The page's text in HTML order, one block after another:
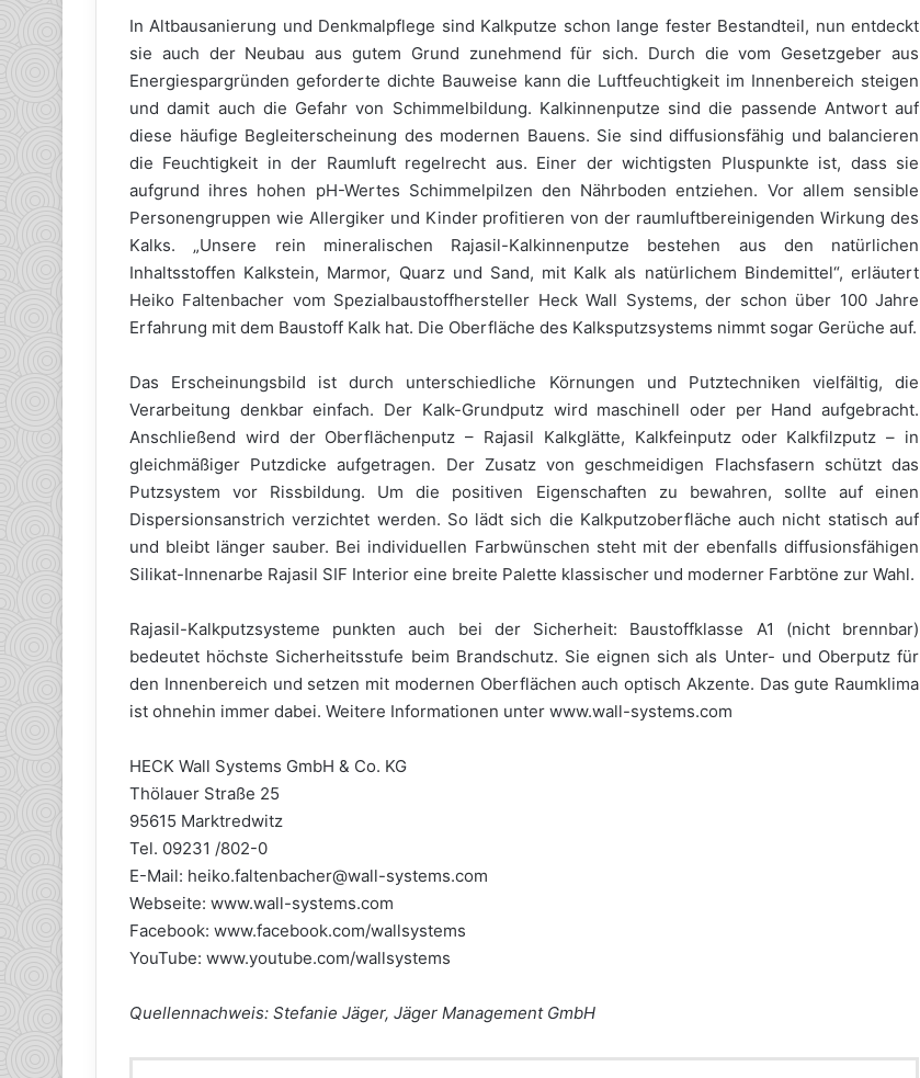
In Altbausanierung und Denkmalpflege sind Kalkputze schon lange fester Bestandteil, nun entdeckt
sie auch der Neubau aus gutem Grund zunehmend für sich. Durch die vom Gesetzgeber aus
Energiespargründen geforderte dichte Bauweise kann die Luftfeuchtigkeit im Innenbereich steigen
und damit auch die Gefahr von Schimmelbildung. Kalkinnenputze sind die passende Antwort auf
diese häufige Begleiterscheinung des modernen Bauens. Sie sind diffusionsfähig und balancieren
die Feuchtigkeit in der Raumluft regelrecht aus. Einer der wichtigsten Pluspunkte ist, dass sie
aufgrund ihres hohen pH-Wertes Schimmelpilzen den Nährboden entziehen. Vor allem sensible
Personengruppen wie Allergiker und Kinder profitieren von der raumluftbereinigenden Wirkung des
Kalks. „Unsere rein mineralischen Rajasil-Kalkinnenputze bestehen aus den natürlichen
Inhaltsstoffen Kalkstein, Marmor, Quarz und Sand, mit Kalk als natürlichem Bindemittel“, erläutert
Heiko Faltenbacher vom Spezialbaustoffhersteller Heck Wall Systems, der schon über 100 Jahre
Erfahrung mit dem Baustoff Kalk hat. Die Oberfläche des Kalksputzsystems nimmt sogar Gerüche auf.
Das Erscheinungsbild ist durch unterschiedliche Körnungen und Putztechniken vielfältig, die
Verarbeitung denkbar einfach. Der Kalk-Grundputz wird maschinell oder per Hand aufgebracht.
Anschließend wird der Oberflächenputz – Rajasil Kalkglätte, Kalkfeinputz oder Kalkfilzputz – in
gleichmäßiger Putzdicke aufgetragen. Der Zusatz von geschmeidigen Flachsfasern schützt das
Putzsystem vor Rissbildung. Um die positiven Eigenschaften zu bewahren, sollte auf einen
Dispersionsanstrich verzichtet werden. So lädt sich die Kalkputzoberfläche auch nicht statisch auf
und bleibt länger sauber. Bei individuellen Farbwünschen steht mit der ebenfalls diffusionsfähigen
Silikat-Innenarbe Rajasil SIF Interior eine breite Palette klassischer und moderner Farbtöne zur Wahl.
Rajasil-Kalkputzsysteme punkten auch bei der Sicherheit: Baustoffklasse A1 (nicht brennbar)
bedeutet höchste Sicherheitsstufe beim Brandschutz. Sie eignen sich als Unter- und Oberputz für
den Innenbereich und setzen mit modernen Oberflächen auch optisch Akzente. Das gute Raumklima
ist ohnehin immer dabei. Weitere Informationen unter www.wall-systems.com
HECK Wall Systems GmbH & Co. KG
Thölauer Straße 25
95615 Marktredwitz
Tel. 09231 /802-0
E-Mail: heiko.faltenbacher@wall-systems.com
Webseite: www.wall-systems.com
Facebook: www.facebook.com/wallsystems
YouTube: www.youtube.com/wallsystems
Quellennachweis: Stefanie Jäger, Jäger Management GmbH